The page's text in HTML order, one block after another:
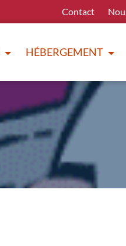
Contact
HÉBERGEMENT